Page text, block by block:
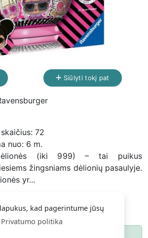
kad pagerintume jūsų
Privatumo politika
Siūlyti tokį pat
72
nuo: 6 m.
dėlionės (iki 999) – tai puikus
žingsniams dėlionių pasaulyje.
yr...